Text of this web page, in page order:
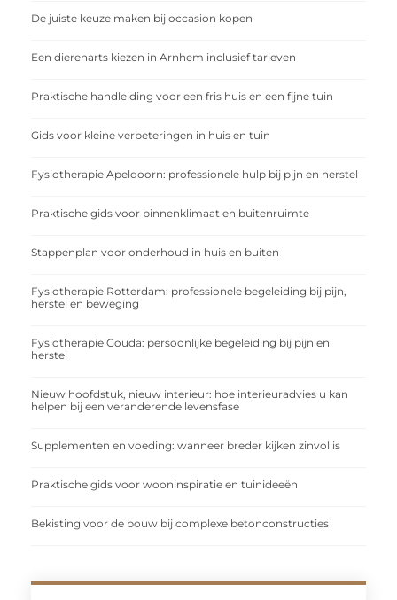
De juiste keuze maken bij occasion kopen
Een dierenarts kiezen in Arnhem inclusief tarieven
Praktische handleiding voor een fris huis en een fijne tuin
Gids voor kleine verbeteringen in huis en tuin
Fysiotherapie Apeldoorn: professionele hulp bij pijn en herstel
Praktische gids voor binnenklimaat en buitenruimte
Stappenplan voor onderhoud in huis en buiten
Fysiotherapie Rotterdam: professionele begeleiding bij pijn,
herstel en beweging
Fysiotherapie Gouda: persoonlijke begeleiding bij pijn en
herstel
Nieuw hoofdstuk, nieuw interieur: hoe interieuradvies u kan
helpen bij een veranderende levensfase
Supplementen en voeding: wanneer breder kijken zinvol is
Praktische gids voor wooninspiratie en tuinideeën
Bekisting voor de bouw bij complexe betonconstructies